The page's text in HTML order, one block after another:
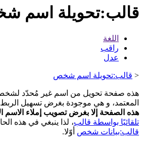
قالب:تحويلة اسم
اللغة
راقب
عدل
< قالب:تحويلة اسم شخص
هذه صفحة تحويل من اسم غير مُحدّد لشخص
المعتمد، و هي موجودة بغرض تسهيل
هذه الصفحة إلا بغرض تصويب إملاء الاسم
تلقائيًا بواسطة قالب، لذا ينبغي في هذه
قالب:بيانات شخص أوّلا.